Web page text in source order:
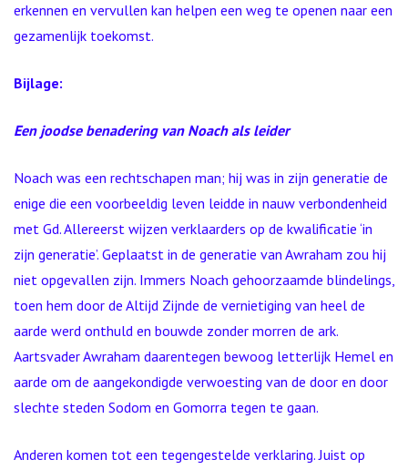
erkennen en vervullen kan helpen een weg te openen naar een
gezamenlijk toekomst.
Bijlage:
Een joodse benadering van Noach als leider
Noach was een rechtschapen man; hij was in zijn generatie de
enige die een voorbeeldig leven leidde in nauw verbondenheid
met Gd. Allereerst wijzen verklaarders op de kwalificatie ‘in
zijn generatie’. Geplaatst in de generatie van Awraham zou hij
niet opgevallen zijn. Immers Noach gehoorzaamde blindelings,
toen hem door de Altijd Zijnde de vernietiging van heel de
aarde werd onthuld en bouwde zonder morren de ark.
Aartsvader Awraham daarentegen bewoog letterlijk Hemel en
aarde om de aangekondigde verwoesting van de door en door
slechte steden Sodom en Gomorra tegen te gaan.
Anderen komen tot een tegengestelde verklaring. Juist op